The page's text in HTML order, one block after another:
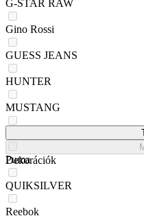
G-STAR RAW
Gino Rossi
GUESS JEANS
HUNTER
MUSTANG
Puma
QUIKSILVER
Reebok
Dekorációk